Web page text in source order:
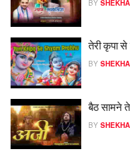
BY
तेरी कृपा से
BY
बैठ सामने
BY